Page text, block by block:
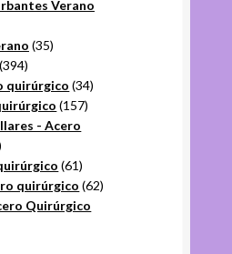
Verano
3535
394394
productos
quirúrgico 3434
157157
- Acero
6161
productos
quirúrgico 6262
Quirúrgico